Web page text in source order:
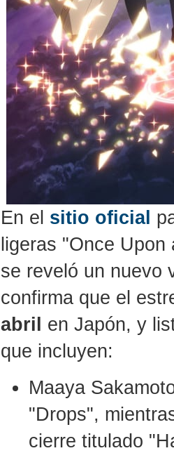
En el sitio oficial
ligeras "Once Upon
se reveló un nuevo
confirma que el
abril en Japón, y
que incluyen:
Maaya
"Drops",
cierre titulado